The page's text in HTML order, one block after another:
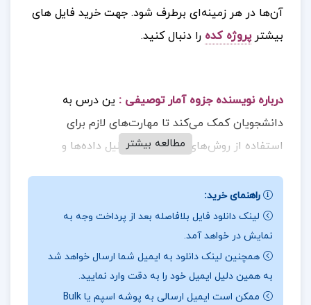
آن‌ها در هر زمینه‌ای برطرف شود. جهت خرید فایل های
بیشترپروژه کده را دنبال کنید.
درباره نویسنده جزوه آمار توصیفی : ین درس به
دانشجویان کمک می‌کند تا مهارت‌های لازم برای
استفاده از روش‌های آماری را در تحلیل داده‌ها و
مفاهیم پایه و تکنیک‌های آماری، دانشجویان قادر
خواهند بود داده‌های پیچیده را تحلیل کنند و نتایج
دقیق‌تری در مدیریت به دست آورند.
معرفی جزوه آمار توصیفی :
آمار: روش علمی که برای
جمع‌آوری، تلخیص، تجزیه و تحلیل، تفسیر و به‌طور کلی
مطالعه بیشتر
راهنمای خرید:
لینک دانلود فایل بلافاصله بعد از پرداخت وجه به
نمایش در خواهد آمد.
همچنین لینک دانلود به ایمیل شما ارسال خواهد شد
به همین دلیل ایمیل خود را به دقت وارد نمایید.
ممکن است ایمیل ارسالی به پوشه اسپم یا Bulk